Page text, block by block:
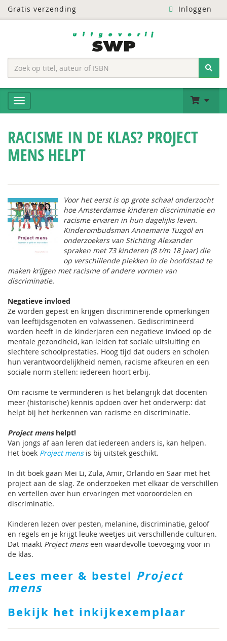
Gratis verzending Inloggen
RACISME IN DE KLAS? PROJECT
MENS HELPT
Voor het eerst is op grote schaal onderzocht
hoe Amsterdamse kinderen discriminatie en
racisme ervaren in hun dagelijks leven.
Kinderombudsman Annemarie Tuzgöl en
onderzoekers van Stichting Alexander
spraken met 73 kinderen (8 t/m 18 jaar) die
op verschillende plekken in de hoofdstad te
maken krijgen met racisme of andere vormen van
discriminatie.
Negatieve invloed
Ze worden gepest en krijgen discriminerende opmerkingen
van leeftijdsgenoten en volwassenen. Gediscrimineerd
worden heeft in de kinderjaren een negatieve invloed op de
mentale gezondheid, kan leiden tot sociale uitsluiting en
slechtere schoolprestaties. Hoog tijd dat ouders en scholen
hun verantwoordelijkheid nemen, racisme afkeuren en een
sociale norm stellen: iedereen hoort erbij.
Om racisme te verminderen is het belangrijk dat docenten
meer (historische) kennis opdoen over het onderwerp: dat
helpt bij het herkennen van racisme en discriminatie.
Project mens helpt!
Van jongs af aan leren dat iedereen anders is, kan helpen.
Het boek Project mensis bij uitstek geschikt.
In dit boek gaan Mei Li, Zula, Amir, Orlando en Saar met het
project aan de slag. Ze onderzoeken met elkaar de verschillen
en vertellen over hun ervaringen met vooroordelen en
discriminatie.
Kinderen lezen over pesten, melanine, discriminatie, geloof
en regels en je krijgt leuke weetjes uit verschillende culturen.
Dat maakt Project menseen waardevolle toevoeging voor in
de klas.
Lees meer & bestel Project
mens
Bekijk het inkijkexemplaar